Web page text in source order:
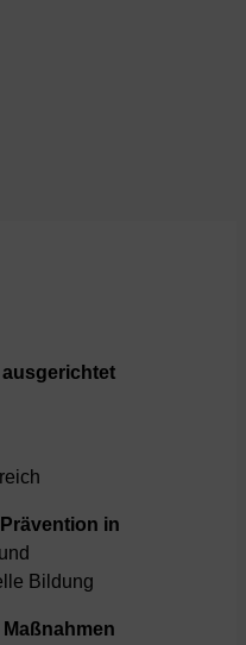
ausgerichtet
in
Bildung